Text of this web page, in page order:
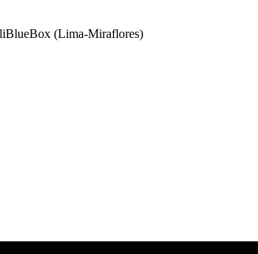
(Lima-Miraflores)